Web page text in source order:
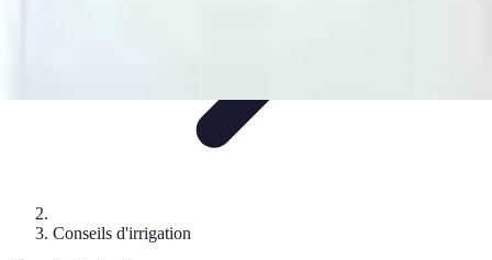
Conseils d'irrigation